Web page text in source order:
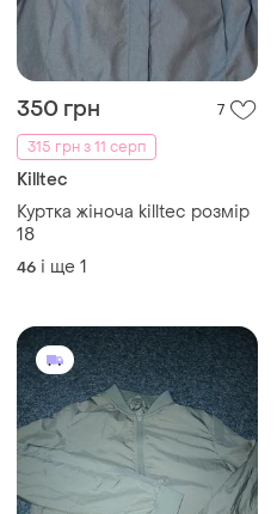
350 грн
7
315 грн з 11 серп
Killtec
Куртка жіноча killtec розмір
18
46 і ще 1